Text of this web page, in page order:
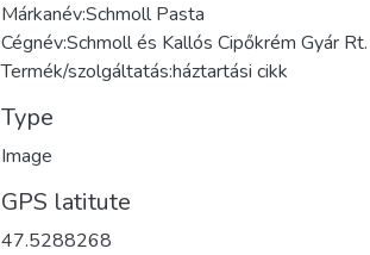
Márkanév:Schmoll Pasta
Cégnév:Schmoll és Kallós Cipőkrém Gyár Rt.
Termék/szolgáltatás:háztartási cikk
Type
Image
GPS latitute
47.5288268